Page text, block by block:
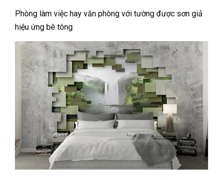
Phòng làm việc hay văn phòng với tường được sơn giả
hiệu ứng bê tông